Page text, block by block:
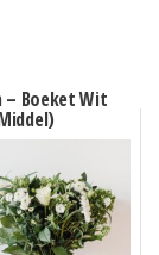
– Boeket Wit